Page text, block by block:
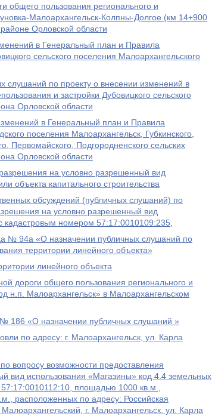
общего пользования регионального и
Малоархангельск-Колпны-Долгое (км 14+900
Орловской области
в Генеральный план и Правила
сельского поселения Малоархангельского
слушаний по проекту о внесении изменений в
и застройки Дубовицкого сельского
Орловской области
в Генеральный план и Правила
поселения Малоархангельск, Губкинского,
Первомайского, Подгородненского сельских
Орловской области
на условно разрешенный вид
объекта капитального строительства
обсуждений (публичных слушаний) по
на условно разрешенный вид
кадастровым номером 57:17:0010109:235,
№ 94а «О назначении публичных слушаний по
территории линейного объекта»
линейного объекта
дороги общего пользования регионального и
н.п. Малоархангельск» в Малоархангельском
186 «О назначении публичных слушаний »
по адресу: г. Малоархангельск, ул. Карла
вопросу возможности предоставления
вид использования «Магазины» код 4.4 земельных
площадью 1000 кв.м.,
расположенных по адресу: Российская
г. Малоархангельск, ул. Карла